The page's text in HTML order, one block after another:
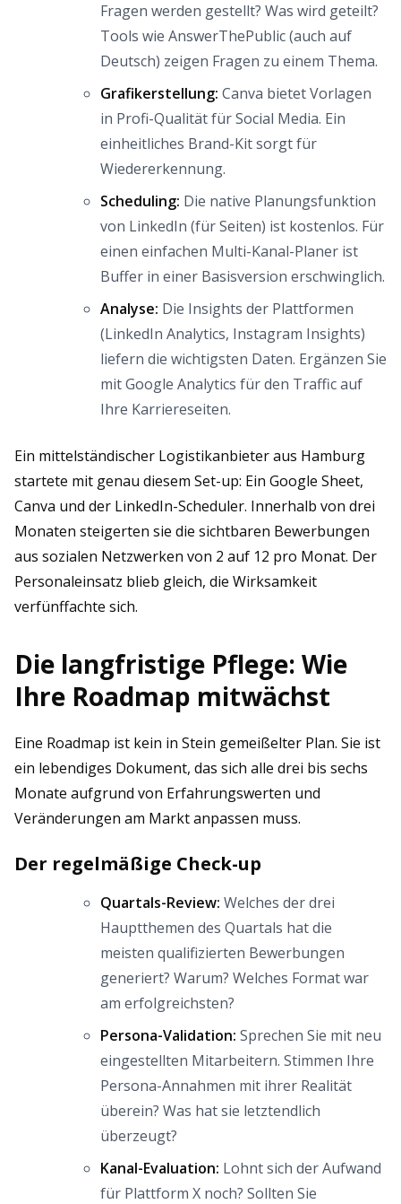
Fragen werden gestellt? Was wird geteilt?
Tools wie AnswerThePublic (auch auf
Deutsch) zeigen Fragen zu einem Thema.
Grafikerstellung: Canva bietet Vorlagen
in Profi-Qualität für Social Media. Ein
einheitliches Brand-Kit sorgt für
Wiedererkennung.
Scheduling: Die native Planungsfunktion
von LinkedIn (für Seiten) ist kostenlos. Für
einen einfachen Multi-Kanal-Planer ist
Buffer in einer Basisversion erschwinglich.
Analyse: Die Insights der Plattformen
(LinkedIn Analytics, Instagram Insights)
liefern die wichtigsten Daten. Ergänzen Sie
mit Google Analytics für den Traffic auf
Ihre Karriereseiten.
Ein mittelständischer Logistikanbieter aus Hamburg
startete mit genau diesem Set-up: Ein Google Sheet,
Canva und der LinkedIn-Scheduler. Innerhalb von drei
Monaten steigerten sie die sichtbaren Bewerbungen
aus sozialen Netzwerken von 2 auf 12 pro Monat. Der
Personaleinsatz blieb gleich, die Wirksamkeit
verfünffachte sich.
Die langfristige Pflege: Wie
Ihre Roadmap mitwächst
Eine Roadmap ist kein in Stein gemeißelter Plan. Sie ist
ein lebendiges Dokument, das sich alle drei bis sechs
Monate aufgrund von Erfahrungswerten und
Veränderungen am Markt anpassen muss.
Der regelmäßige Check-up
Quartals-Review: Welches der drei
Hauptthemen des Quartals hat die
meisten qualifizierten Bewerbungen
generiert? Warum? Welches Format war
am erfolgreichsten?
Persona-Validation: Sprechen Sie mit neu
eingestellten Mitarbeitern. Stimmen Ihre
Persona-Annahmen mit ihrer Realität
überein? Was hat sie letztendlich
überzeugt?
Kanal-Evaluation: Lohnt sich der Aufwand
für Plattform X noch? Sollten Sie